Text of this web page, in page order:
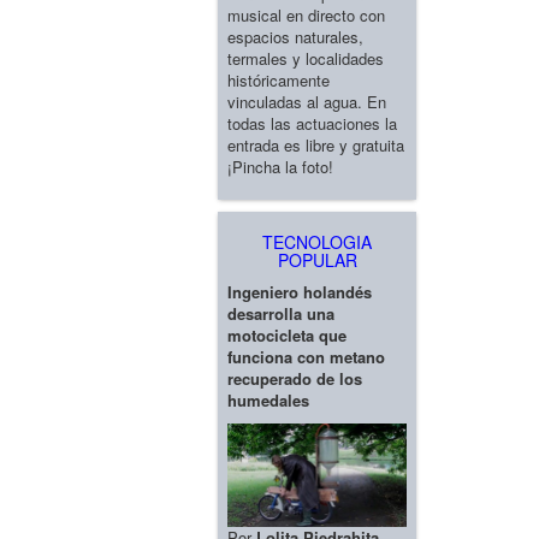
musical en directo con
espacios naturales,
termales y localidades
históricamente
vinculadas al agua. En
todas las actuaciones la
entrada es libre y gratuita
¡Pincha la foto!
TECNOLOGIA
POPULAR
Ingeniero holandés
desarrolla una
motocicleta que
funciona con metano
recuperado de los
humedales